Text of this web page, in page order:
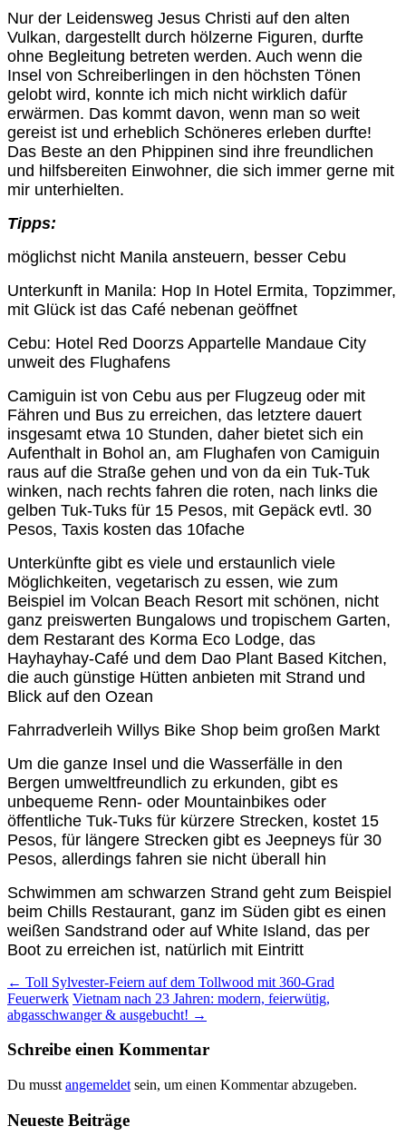
Nur der Leidensweg Jesus Christi auf den alten
Vulkan, dargestellt durch hölzerne Figuren, durfte
ohne Begleitung betreten werden. Auch wenn die
Insel von Schreiberlingen in den höchsten Tönen
gelobt wird, konnte ich mich nicht wirklich dafür
erwärmen. Das kommt davon, wenn man so weit
gereist ist und erheblich Schöneres erleben durfte!
Das Beste an den Phippinen sind ihre freundlichen
und hilfsbereiten Einwohner, die sich immer gerne mit
mir unterhielten.
Tipps:
möglichst nicht Manila ansteuern, besser Cebu
Unterkunft in Manila: Hop In Hotel Ermita, Topzimmer,
mit Glück ist das Café nebenan geöffnet
Cebu: Hotel Red Doorzs Appartelle Mandaue City
unweit des Flughafens
Camiguin ist von Cebu aus per Flugzeug oder mit
Fähren und Bus zu erreichen, das letztere dauert
insgesamt etwa 10 Stunden, daher bietet sich ein
Aufenthalt in Bohol an, am Flughafen von Camiguin
raus auf die Straße gehen und von da ein Tuk-Tuk
winken, nach rechts fahren die roten, nach links die
gelben Tuk-Tuks für 15 Pesos, mit Gepäck evtl. 30
Pesos, Taxis kosten das 10fache
Unterkünfte gibt es viele und erstaunlich viele
Möglichkeiten, vegetarisch zu essen, wie zum
Beispiel im Volcan Beach Resort mit schönen, nicht
ganz preiswerten Bungalows und tropischem Garten,
dem Restarant des Korma Eco Lodge, das
Hayhayhay-Café und dem Dao Plant Based Kitchen,
die auch günstige Hütten anbieten mit Strand und
Blick auf den Ozean
Fahrradverleih Willys Bike Shop beim großen Markt
Um die ganze Insel und die Wasserfälle in den
Bergen umweltfreundlich zu erkunden, gibt es
unbequeme Renn- oder Mountainbikes oder
öffentliche Tuk-Tuks für kürzere Strecken, kostet 15
Pesos, für längere Strecken gibt es Jeepneys für 30
Pesos, allerdings fahren sie nicht überall hin
Schwimmen am schwarzen Strand geht zum Beispiel
beim Chills Restaurant, ganz im Süden gibt es einen
weißen Sandstrand oder auf White Island, das per
Boot zu erreichen ist, natürlich mit Eintritt
Beitrags-
Navigation
← Toll Sylvester-Feiern auf dem Tollwood mit 360-Grad
Feuerwerk Vietnam nach 23 Jahren: modern, feierwütig,
abgasschwanger & ausgebucht! →
Schreibe einen Kommentar
Du musst angemeldet sein, um einen Kommentar abzugeben.
Neueste Beiträge